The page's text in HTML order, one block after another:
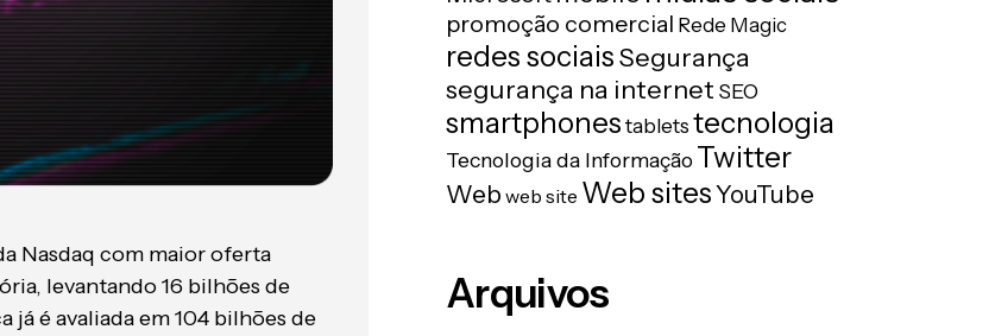
Nasdaq com maior oferta
levantando 16 bilhões de
é avaliada em 104 bilhões de
promoção comercial Rede Magic
redes sociaisSegurança
segurança na internet SEO
smartphones tablets tecnologia
Tecnologia da InformaçãoTwitter
Web web site Web sitesYouTube
Arquivos